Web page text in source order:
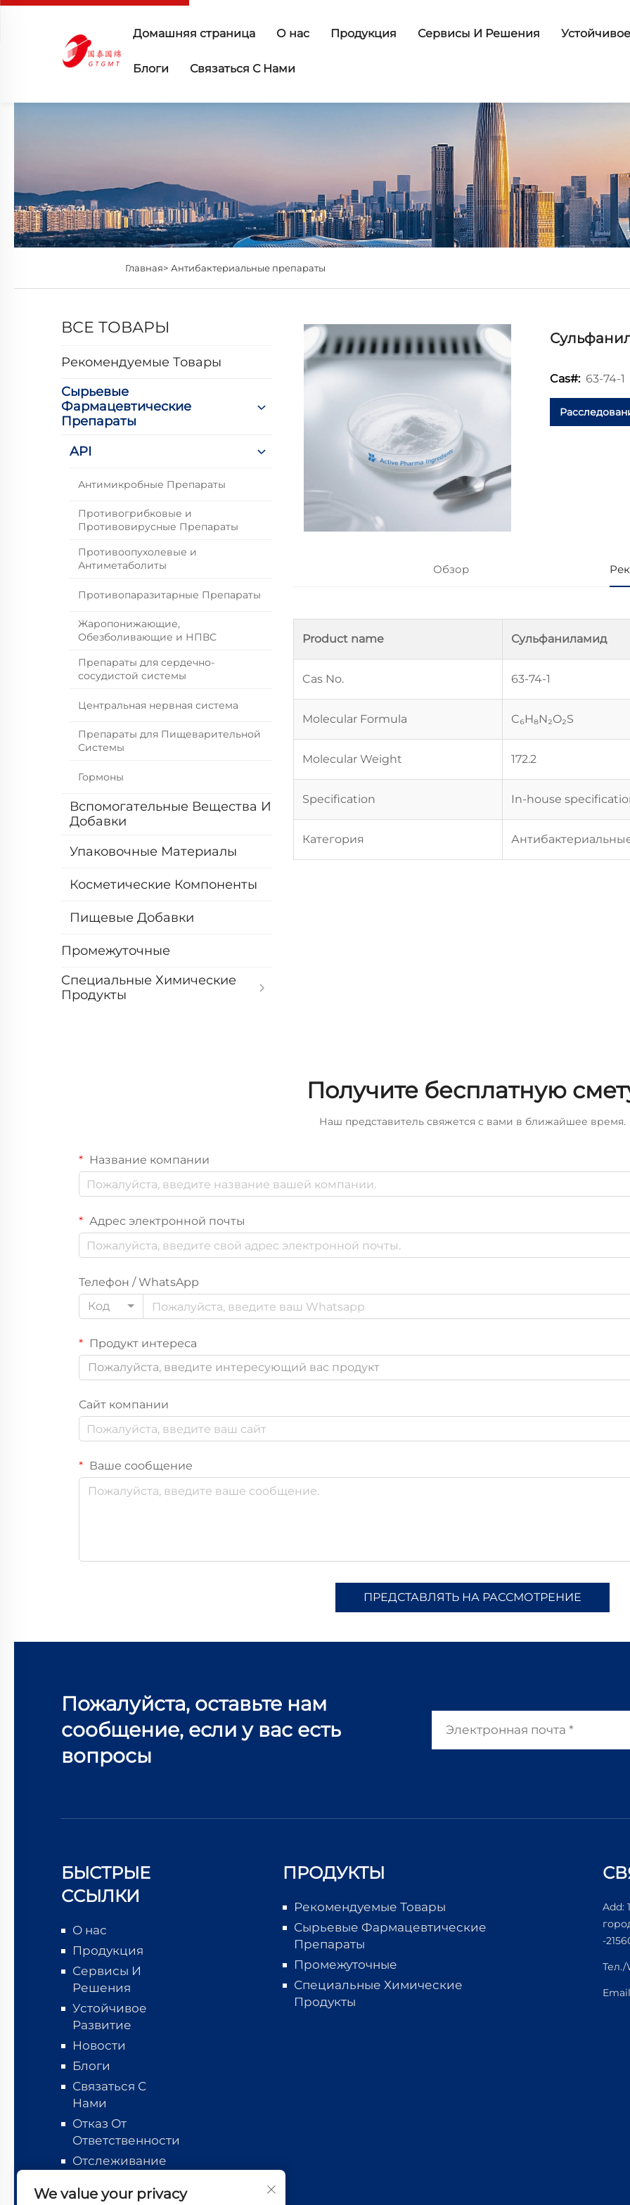
Домашняя страница О нас Продукция Сервисы И Решения
Блоги Связаться С Нами
Главная> Антибактериальные препараты
ВСЕ ТОВАРЫ
Рекомендуемые Товары
Сырьевые
Фармацевтические
Препараты
API
Антимикробные Препараты
Противогрибковые и
Противовирусные Препараты
Противоопухолевые и
Антиметаболиты
Противопаразитарные Препараты
Жаропонижающие,
Обезболивающие и НПВС
Препараты для сердечно-
сосудистой системы
Центральная нервная система
Препараты для Пищеварительной
Системы
Гормоны
Вспомогательные Вещества И
Добавки
Упаковочные Материалы
Косметические Компоненты
Пищевые Добавки
Промежуточные
Специальные Химические
Продукты
Cas#: 63-74-1
Обзор
Product name Сульфаниламид
Cas No. 63-74-1
Molecular Formula C₆H₈N₂O₂S
Molecular Weight 172.2
Specification In-house
Категория
Получите бесплатную
Наш представитель свяжется с вами в ближайшее время.
Название компании
Адрес электронной почты
Телефон / WhatsApp
Код
Продукт интереса
Пожалуйста, введите интересующий вас продукт
Сайт компании
Ваше сообщение
ПРЕДСТАВЛЯТЬ НА РАССМОТРЕНИЕ
Пожалуйста, оставьте нам
сообщение, если у вас есть
вопросы
БЫСТРЫЕ
ССЫЛКИ
О нас
Продукция
Сервисы И
Решения
Устойчивое
Развитие
Новости
Блоги
Связаться С
Нами
Отказ От
Ответственности
Отслеживание
ПРОДУКТЫ
Рекомендуемые Товары
Сырьевые Фармацевтические
Препараты
Промежуточные
Специальные Химические
Продукты
Add:
-
Тел./
We value your privacy